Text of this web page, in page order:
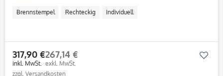
Brennstempel Rechteckig Individuell
317,90 €
inkl. MwSt.
267,14 €
exkl. MwSt.
zzgl. Versandkosten